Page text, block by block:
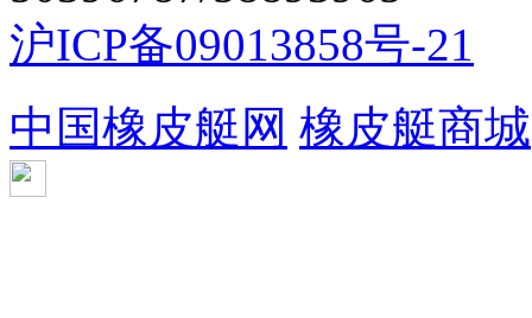
沪ICP备09013858号-21
中国橡皮艇网 橡皮艇商城